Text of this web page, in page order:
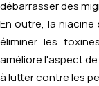
débarrasser des
En outre, la
éliminer les
améliore l'aspect
à lutter contre les